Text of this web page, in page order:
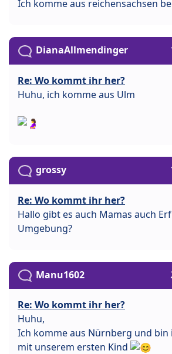
Ich komme aus reichensachsen
DianaAllmendinger
Re: Wo kommt ihr her?
Huhu, ich komme aus Ulm
grossy
Re: Wo kommt ihr her?
Hallo gibt es auch Mamas auch
Umgebung?
Manu1602
Re: Wo kommt ihr her?
Huhu,
Ich komme aus Nürnberg und bin
mit unserem ersten Kind